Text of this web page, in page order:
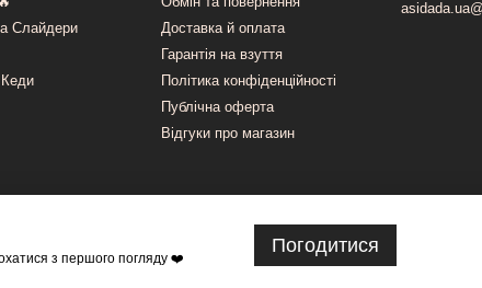
Слайдери
Кеди
Доставка й оплата
Гарантія на взуття
Політика конфіденційності
Публічна оферта
Відгуки про магазин
з першого погляду ❤️
Погодитися